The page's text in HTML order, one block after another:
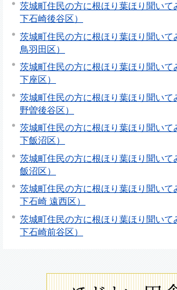
茨城町住民の方に根ほり葉ほり聞いて
下石崎後谷区）
茨城町住民の方に根ほり葉ほり聞いて
鳥羽田区）
茨城町住民の方に根ほり葉ほり聞いて
下座区）
茨城町住民の方に根ほり葉ほり聞いて
野曽後谷区）
茨城町住民の方に根ほり葉ほり聞いて
下飯沼区）
茨城町住民の方に根ほり葉ほり聞いて
飯沼区）
茨城町住民の方に根ほり葉ほり聞いて
下石崎 遠西区）
茨城町住民の方に根ほり葉ほり聞いて
下石崎前谷区）